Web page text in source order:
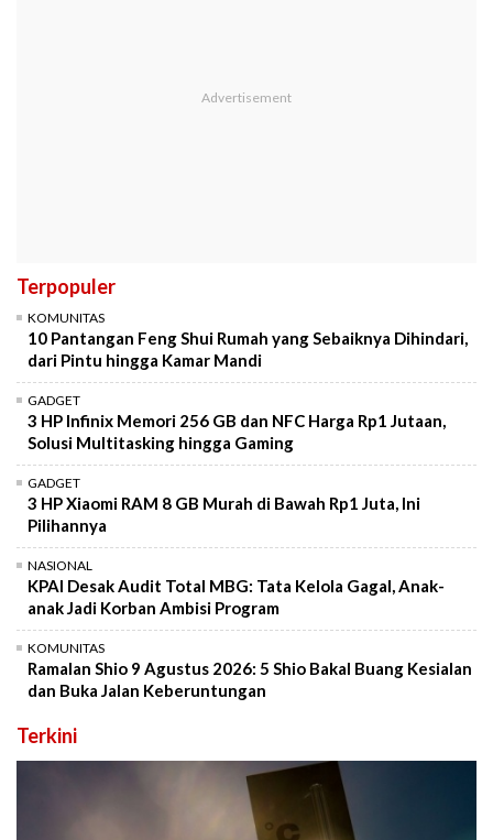
Terpopuler
KOMUNITAS
10 Pantangan Feng Shui Rumah yang Sebaiknya Dihindari,
dari Pintu hingga Kamar Mandi
GADGET
3 HP Infinix Memori 256 GB dan NFC Harga Rp1 Jutaan,
Solusi Multitasking hingga Gaming
GADGET
3 HP Xiaomi RAM 8 GB Murah di Bawah Rp1 Juta, Ini
Pilihannya
NASIONAL
KPAI Desak Audit Total MBG: Tata Kelola Gagal, Anak-
anak Jadi Korban Ambisi Program
KOMUNITAS
Ramalan Shio 9 Agustus 2026: 5 Shio Bakal Buang Kesialan
dan Buka Jalan Keberuntungan
Terkini